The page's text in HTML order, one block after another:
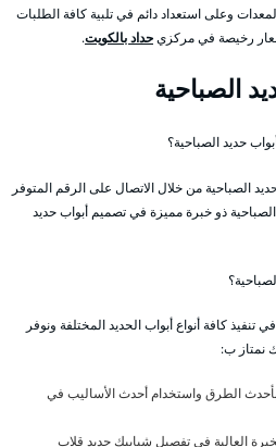
وعلى استعداد دائم في تلبية كافة الطلبات
رخيصة في مركزيحداد بالكويت.
الصباحية
حديد الصباحية؟
الصباحية من خلال الاتصال على الرقم المتوفر
ذو خبرة مميزة في تصميم أبواب حديد
كافة أنواع أبواب الحديد المختلفة ونوفر
نمتاز ب:
الطرق واستخدام أحدث الأساليب في
العالية في تفصيل شبابيك حديد قلاب